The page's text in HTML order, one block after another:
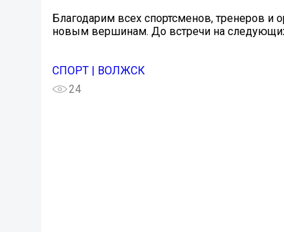
Благодарим всех спортсменов, тренеров и
новым вершинам. До встречи на следующих
СПОРТ | ВОЛЖСК
24